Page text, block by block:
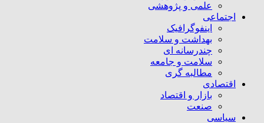
علمی و پژوهشی
اجتماعی
اینفوگرافیک
بهداشت و سلامت
چندرسانه ای
سلامت و جامعه
مطالبه گری
اقتصادی
بازار و اقتصاد
صنعت
سیاسی